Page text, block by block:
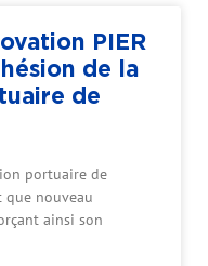
PIER
de la
de
portuaire de
que nouveau
ainsi son